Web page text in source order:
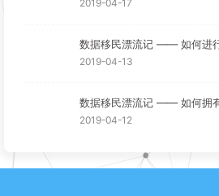
2019-04-17
数据移民漂流记 —— 如何进
2019-04-13
数据移民漂流记 —— 如何拥
2019-04-12